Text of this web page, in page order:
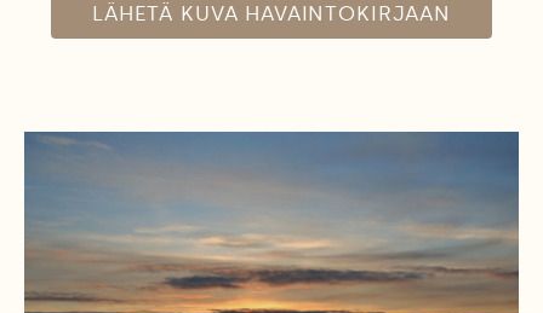
LÄHETÄ KUVA HAVAINTOKIRJAAN